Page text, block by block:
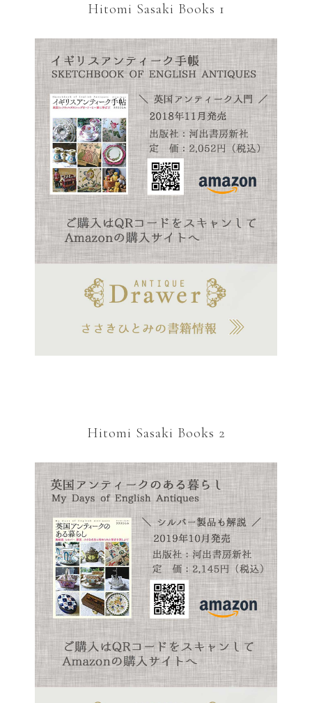
Hitomi Sasaki Books 1
Hitomi Sasaki Books 2